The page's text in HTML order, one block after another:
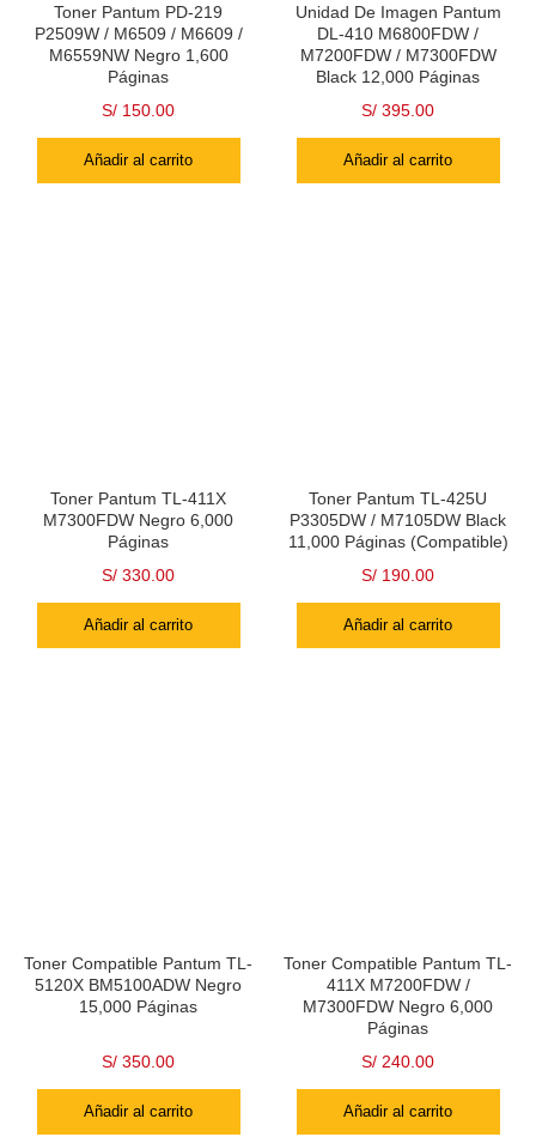
Toner Pantum PD-219
P2509W / M6509 / M6609 /
M6559NW Negro 1,600
Páginas
S/ 150.00
Añadir al carrito
Unidad De Imagen Pantum
DL-410 M6800FDW /
M7200FDW / M7300FDW
Black 12,000 Páginas
S/ 395.00
Añadir al carrito
Toner Pantum TL-411X
M7300FDW Negro 6,000
Páginas
S/ 330.00
Añadir al carrito
Toner Pantum TL-425U
P3305DW / M7105DW Black
11,000 Páginas (Compatible)
S/ 190.00
Añadir al carrito
Toner Compatible Pantum TL-
5120X BM5100ADW Negro
15,000 Páginas
S/ 350.00
Añadir al carrito
Toner Compatible Pantum TL-
411X M7200FDW /
M7300FDW Negro 6,000
Páginas
S/ 240.00
Añadir al carrito